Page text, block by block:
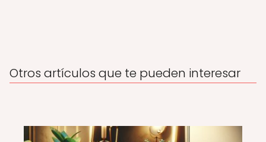
Otros artículos que te pueden interesar